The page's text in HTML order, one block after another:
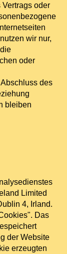
oder
wir nur,
oder
des
bleiben
Limited
4, Irland.
Das
der Website
erzeugten